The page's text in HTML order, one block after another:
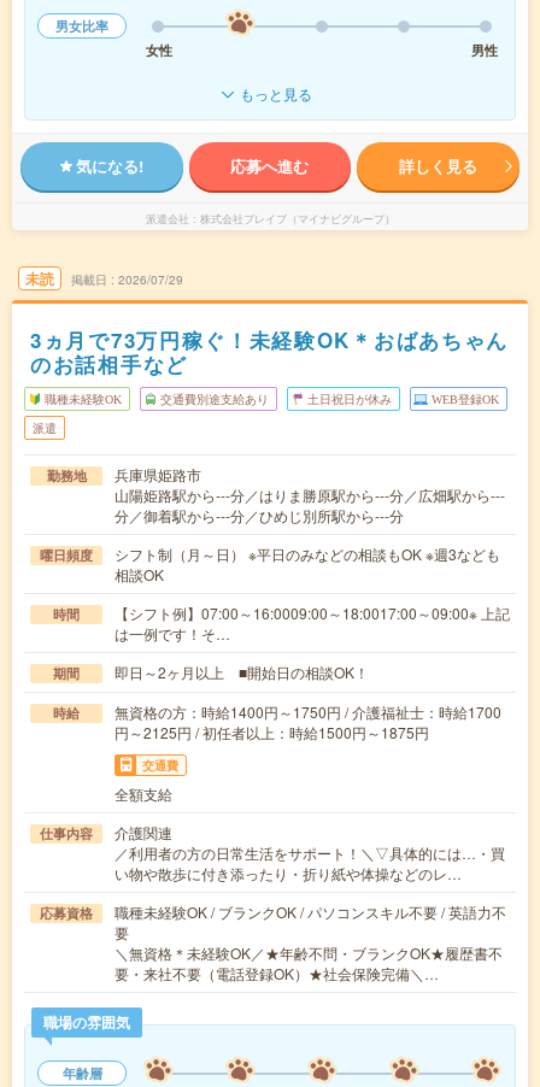
男女比率
女性
男性
もっと見る
気になる! 応募へ進む 詳しく見る
派遣会社 株式会社ブレイブ（マイナビグループ）
未読 掲載日 2026/07/29
3ヵ月で73万円稼ぐ！未経験OK＊おばあちゃん
のお話相手など
職種未経験OK 交通費別途支給あり 土日祝日が休み WEB登録OK
派遣
勤務地
兵庫県姫路市
山陽姫路駅から---分／はりま勝原駅から---分／広畑駅から---
分／御着駅から---分／ひめじ別所駅から---分
曜日頻度
シフト制（月～日） ※平日のみなどの相談もOK ※週3なども
相談OK
時間
【シフト例】07:00～16:0009:00～18:0017:00～09:00※ 上記
は一例です！そ…
期間 即日～2ヶ月以上 ■開始日の相談OK！
時給
無資格の方：時給1400円～1750円 / 介護福祉士：時給1700
円～2125円 / 初任者以上：時給1500円～1875円
交通費
全額支給
仕事内容
介護関連
／利用者の方の日常生活をサポート！＼▽具体的には…・買
い物や散歩に付き添ったり・折り紙や体操などのレ…
応募資格
職種未経験OK / ブランクOK / パソコンスキル不要 / 英語力不
要
＼無資格＊未経験OK／★年齢不問・ブランクOK★履歴書不
要・来社不要（電話登録OK）★社会保険完備＼…
職場の雰囲気
年齢層